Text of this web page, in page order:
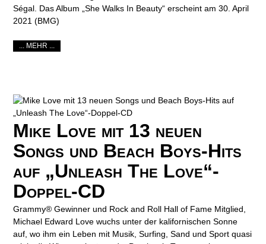
Ségal. Das Album „She Walks In Beauty“ erscheint am 30. April
2021 (BMG)
... MEHR ...
Mike Love mit 13 neuen
Songs und Beach Boys-Hits
auf „Unleash The Love“-
Doppel-CD
Grammy® Gewinner und Rock and Roll Hall of Fame Mitglied,
Michael Edward Love wuchs unter der kalifornischen Sonne
auf, wo ihm ein Leben mit Musik, Surfing, Sand und Sport quasi